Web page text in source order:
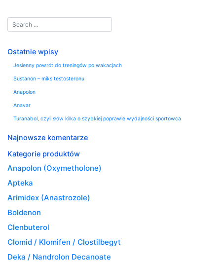
Ostatnie wpisy
Jesienny powrót do treningów po wakacjach
Sustanon – miks testosteronu
Anapolon
Anavar
Turanabol, czyli słów kilka o szybkiej poprawie wydajności sportowca
Najnowsze komentarze
Kategorie produktów
Anapolon (Oxymetholone)
Apteka
Arimidex (Anastrozole)
Boldenon
Clenbuterol
Clomid / Klomifen / Clostilbegyt
Deka / Nandrolon Decanoate